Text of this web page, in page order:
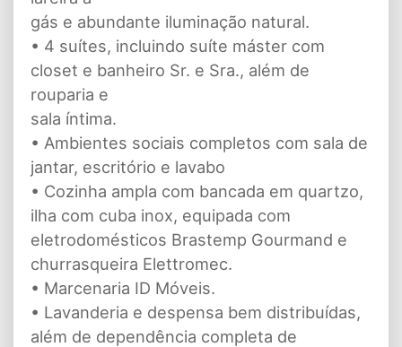
gás e abundante iluminação natural.
• 4 suítes, incluindo suíte máster com
closet e banheiro Sr. e Sra., além de
rouparia e
sala íntima.
• Ambientes sociais completos com sala de
jantar, escritório e lavabo
• Cozinha ampla com bancada em quartzo,
ilha com cuba inox, equipada com
eletrodomésticos Brastemp Gourmand e
churrasqueira Elettromec.
• Marcenaria ID Móveis.
• Lavanderia e despensa bem distribuídas,
além de dependência completa de